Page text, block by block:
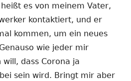
es von meinem Vater,
kontaktiert, und er
kommen, um ein neues
wie jeder mir
dass Corona ja
sein wird. Bringt mir aber